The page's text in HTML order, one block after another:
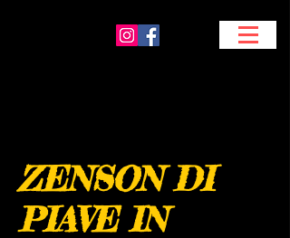
ZENSON DI
PIAVE IN